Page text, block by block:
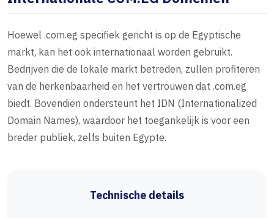
Hoewel .com.eg specifiek gericht is op de Egyptische
markt, kan het ook internationaal worden gebruikt.
Bedrijven die de lokale markt betreden, zullen profiteren
van de herkenbaarheid en het vertrouwen dat .com.eg
biedt. Bovendien ondersteunt het IDN (Internationalized
Domain Names), waardoor het toegankelijk is voor een
breder publiek, zelfs buiten Egypte.
Technische details